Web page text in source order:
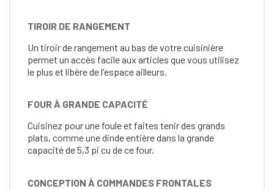
TIROIR DE RANGEMENT
Un tiroir de rangement au bas de votre cuisinière
permet un accès facile aux articles que vous utilisez
le plus et libère de l'espace ailleurs.
FOUR À GRANDE CAPACITÉ
Cuisinez pour une foule et faites tenir des grands
plats, comme une dinde entière dans la grande
capacité de 5,3 pi cu de ce four.
CONCEPTION À COMMANDES FRONTALES